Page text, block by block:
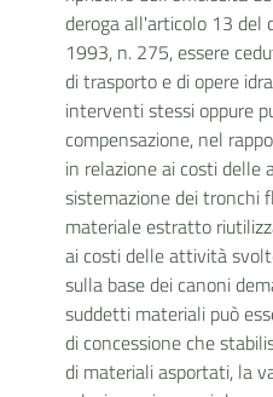
deroga all'articolo 13 del
1993, n. 275, essere
di trasporto e di opere
interventi stessi oppure
compensazione, nel
in relazione ai costi
sistemazione dei tronchi
materiale estratto
ai costi delle attività
sulla base dei canoni
suddetti materiali può
di concessione che
di materiali asportati, la